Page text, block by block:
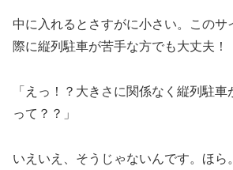
中に入れるとさすがに小さい。このサ
際に縦列駐車が苦手な方でも大丈夫！
「えっ！？大きさに関係なく縦列駐
って？？」
いえいえ、そうじゃないんです。ほら。